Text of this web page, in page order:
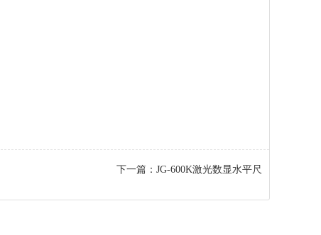
下一篇： JG-600K激光数显水平尺